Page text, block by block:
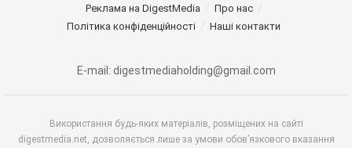
Реклама на DigestMedia
Про нас
Політика конфіденційності
Наші контакти
E-mail: digestmediaholding@gmail.com
Використання будь-яких матеріалів, розміщених на сайті
digestmedia.net, дозволяється лише за умови обов’язкового вказання